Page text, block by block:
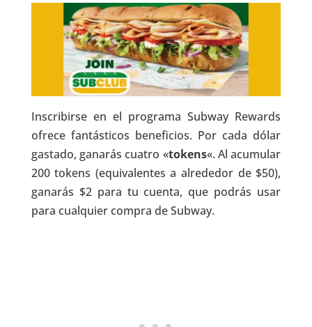
Inscribirse en el programa Subway Rewards
ofrece fantásticos beneficios. Por cada dólar
gastado, ganarás cuatro «tokens«. Al acumular
200 tokens (equivalentes a alrededor de $50),
ganarás $2 para tu cuenta, que podrás usar
para cualquier compra de Subway.